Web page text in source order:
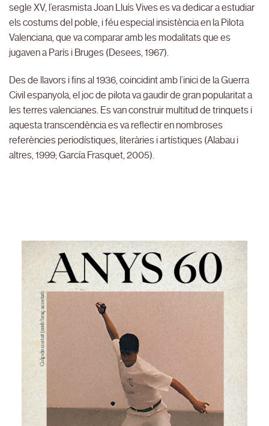
segle XV, l’erasmista Joan Lluís Vives es va dedicar a estudiar
els costums del poble, i féu especial insistència en la Pilota
Valenciana, que va comparar amb les modalitats que es
jugaven a París i Bruges (Desees, 1967).
Des de llavors i fins al 1936, coincidint amb l’inici de la Guerra
Civil espanyola, el joc de pilota va gaudir de gran popularitat a
les terres valencianes. Es van construir multitud de trinquets i
aquesta transcendència es va reflectir en nombroses
referències periodístiques, literàries i artístiques (Alabau i
altres, 1999; García Frasquet, 2005).